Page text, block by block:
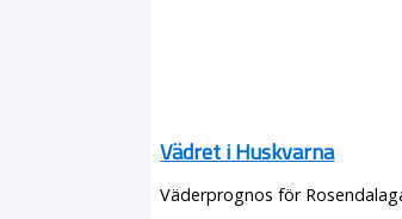
Vädret i Huskvarna
Väderprognos för